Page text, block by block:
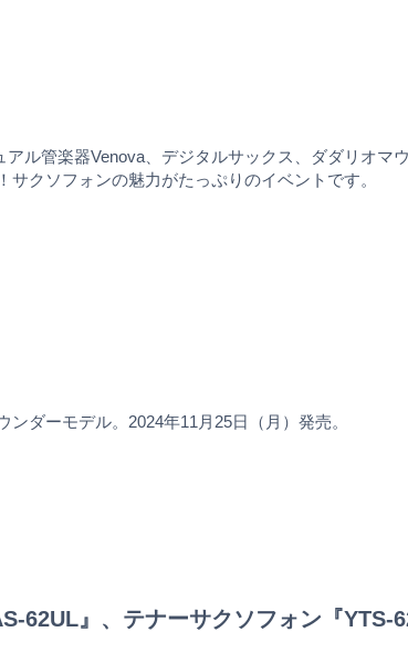
ル管楽器Venova、デジタルサックス、ダダリオマ
クソフォンの魅力がたっぷりのイベントです。
ダーモデル。2024年11月25日（月）発売。
62UL』、テナーサクソフォン『YTS-